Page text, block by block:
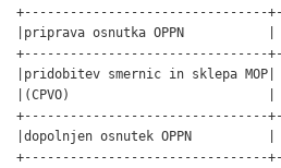
+--------------------------------
|priprava osnutka OPPN
+--------------------------------
|pridobitev smernic in sklepa
|(CPVO)
+--------------------------------
|dopolnjen osnutek OPPN
+--------------------------------